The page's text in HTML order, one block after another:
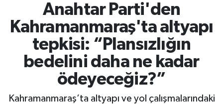
Anahtar Parti'den
Kahramanmaraş'ta altyapı
tepkisi: “Plansızlığın
bedelini daha ne kadar
ödeyeceğiz?”
Kahramanmaraş’ta altyapı ve yol çalışmalarındaki
Ekonomi
Genel
Güncel
Haberde İnsan
Tüm Manşetler
Son Dakika Haberleri
Haber Arşivi